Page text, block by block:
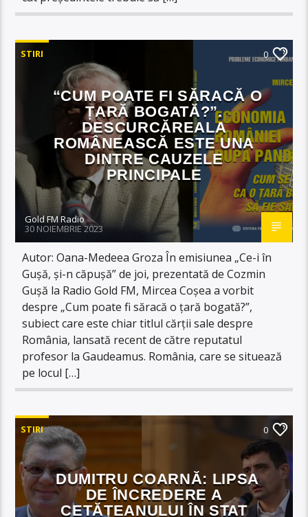
STIRI 0
“CUM POATE FI SĂRACĂ O
ȚARĂ BOGATĂ?”.
DESCURCĂREALA
ROMÂNEASCĂ ESTE UNA
DINTRE CAUZELE
PRINCIPALE
Gold FM Radio
30 NOIEMBRIE 2023
Autor: Oana-Medeea Groza În emisiunea „Ce-i în
Gușă, și-n căpușă” de joi, prezentată de Cozmin
Gușă la Radio Gold FM, Mircea Coșea a vorbit
despre „Cum poate fi săracă o țară bogată?”,
subiect care este chiar titlul cărții sale despre
România, lansată recent de către reputatul
profesor la Gaudeamus. România, care se situează
pe locul […]
STIRI 0
DUMITRU COARNĂ: LIPSA
DE ÎNCREDERE A
CETĂȚEANULUI ÎN STAT